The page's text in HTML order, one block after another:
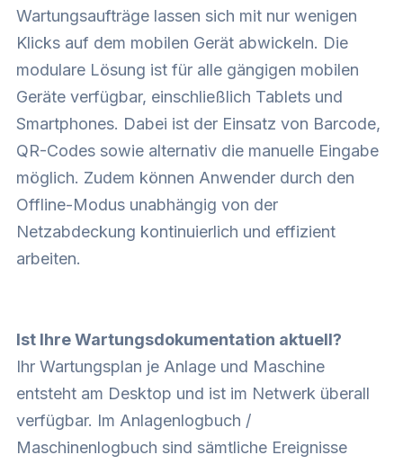
Wartungsaufträge lassen sich mit nur wenigen
Klicks auf dem mobilen Gerät abwickeln. Die
modulare Lösung ist für alle gängigen mobilen
Geräte verfügbar, einschließlich Tablets und
Smartphones. Dabei ist der Einsatz von Barcode,
QR-Codes sowie alternativ die manuelle Eingabe
möglich. Zudem können Anwender durch den
Offline-Modus unabhängig von der
Netzabdeckung kontinuierlich und effizient
arbeiten.
Ist Ihre Wartungsdokumentation aktuell?
Ihr Wartungsplan je Anlage und Maschine
entsteht am Desktop und ist im Netwerk überall
verfügbar. Im Anlagenlogbuch /
Maschinenlogbuch sind sämtliche Ereignisse